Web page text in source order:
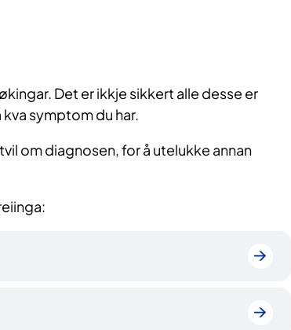
Det er ikkje sikkert alle desse er
symptom du har.
om diagnosen, for å utelukke annan